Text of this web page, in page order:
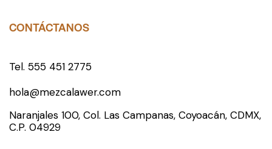
CONTÁCTANOS
Tel. 555 451 2775
hola@mezcalawer.com
Naranjales 100, Col. Las Campanas, Coyoacán, CDMX,
C.P. 04929